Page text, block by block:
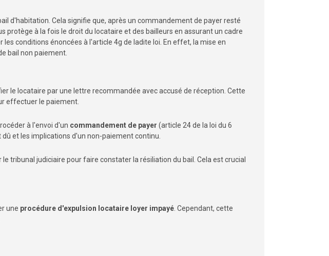
d'habitation. Cela signifie que, après un commandement de payer resté
à la fois le droit du locataire et des bailleurs en assurant un cadre
conditions énoncées à l'article 4g de ladite loi. En effet, la mise en
bail non paiement.
le locataire par une lettre recommandée avec accusé de réception. Cette
effectuer le paiement.
à l'envoi d'un commandement de payer (article 24 de la loi du 6
et les implications d'un non-paiement continu.
tribunal judiciaire pour faire constater la résiliation du bail. Cela est crucial
une procédure d'expulsion locataire loyer impayé . Cependant, cette